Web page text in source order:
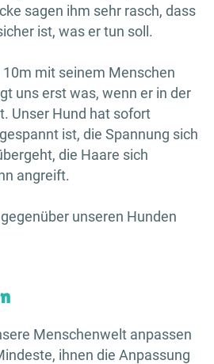
sagen ihm sehr rasch, dass
ist, was er tun soll.
10m mit seinem Menschen
uns erst was, wenn er in der
Unser Hund hat sofort
ist, die Spannung sich
die Haare sich
angreift.
unseren Hunden
Menschenwelt anpassen
ihnen die Anpassung